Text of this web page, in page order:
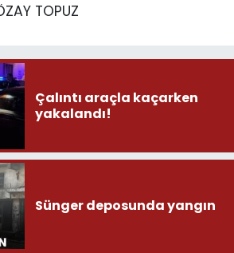
TOPUZ
Çalıntı araçla kaçarken
yakalandı!
Sünger deposunda yangın